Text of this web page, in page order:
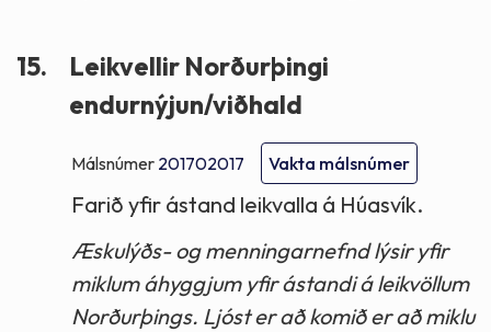
15.
Leikvellir Norðurþingi
endurnýjun/viðhald
Málsnúmer 201702017 Vakta málsnúmer
Farið yfir ástand leikvalla á Húasvík.
Æskulýðs- og menningarnefnd lýsir yfir
miklum áhyggjum yfir ástandi á leikvöllum
Norðurþings. Ljóst er að komið er að miklu